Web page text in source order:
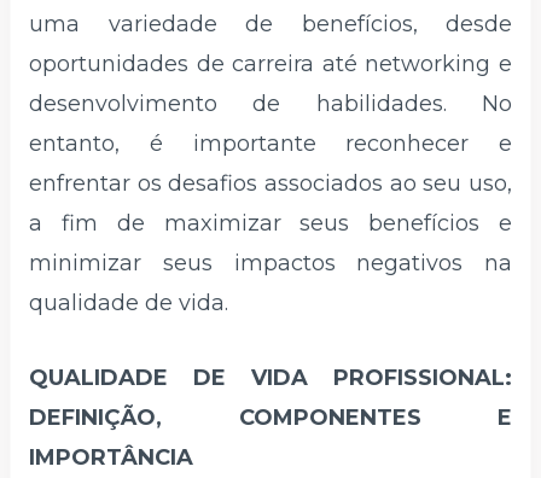
uma variedade de benefícios, desde
oportunidades de carreira até networking e
desenvolvimento de habilidades. No
entanto, é importante reconhecer e
enfrentar os desafios associados ao seu uso,
a fim de maximizar seus benefícios e
minimizar seus impactos negativos na
qualidade de vida.
QUALIDADE DE VIDA PROFISSIONAL:
DEFINIÇÃO, COMPONENTES E
IMPORTÂNCIA